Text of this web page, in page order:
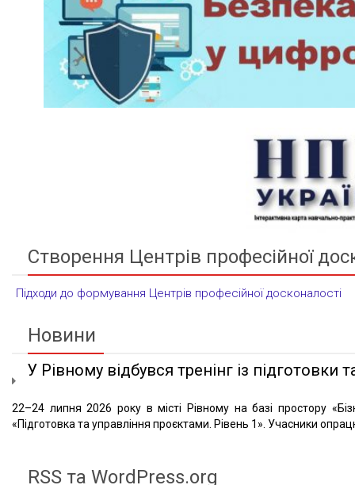
Створення Центрів професійної
Підходи до формування Центрів професійної досконалості
Новини
У Рівному відбувся тренінг із підготовки
22–24 липня 2026 року в місті Рівному на базі простору
«Підготовка та управління проєктами. Рівень 1». Учасники
RSS та WordPress.org